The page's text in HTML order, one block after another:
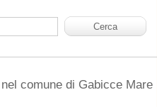
comune di Gabicce Mare